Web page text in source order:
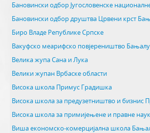
Бановински одбор друштва Црвени крст
Биро Владе Републике Српске
Вакуфско меарифско повјереништво
Велика жупа Сана и Лука
Велики жупан Врбаске области
Висока школа Примус Градишка
Висока школа за предузетништво и бизнис
Виша економско-комерцијална школа